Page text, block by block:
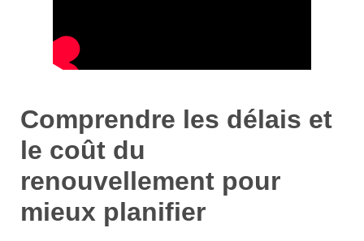
Comprendre les délais et
le coût du
renouvellement pour
mieux planifier